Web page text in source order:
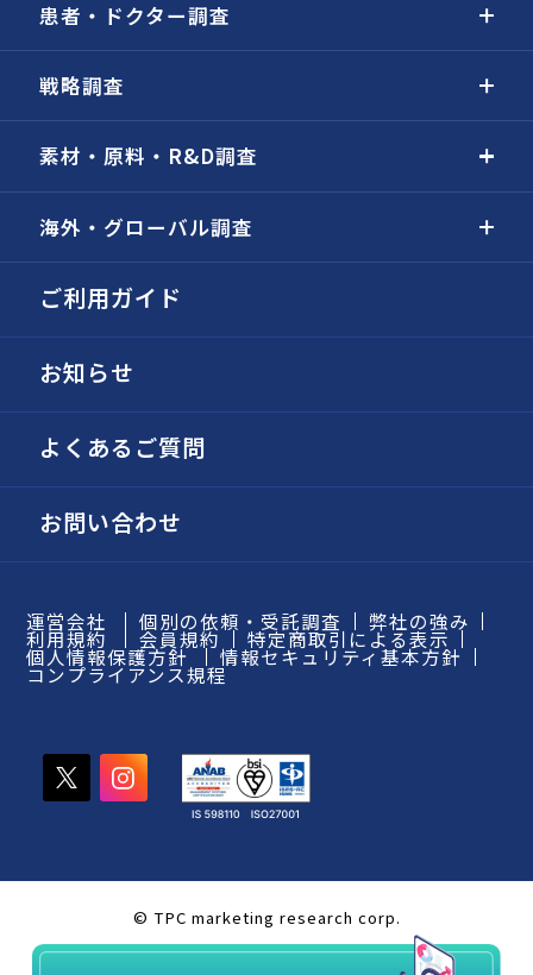
患者・ドクター調査
戦略調査
素材・原料・R&D調査
海外・グローバル調査
ご利用ガイド
お知らせ
よくあるご質問
お問い合わせ
運営会社 個別の依頼・受託調査 弊社の強み
利用規約 会員規約 特定商取引による表示
個人情報保護方針 情報セキュリティ基本方針
コンプライアンス規程
© TPC marketing research corp.